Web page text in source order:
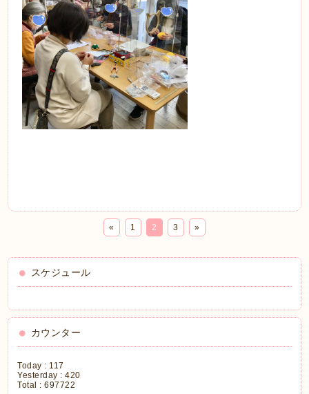
« 1 2 3 »
スケジュール
カウンター
Today : 117
Yesterday :420
Total :697722